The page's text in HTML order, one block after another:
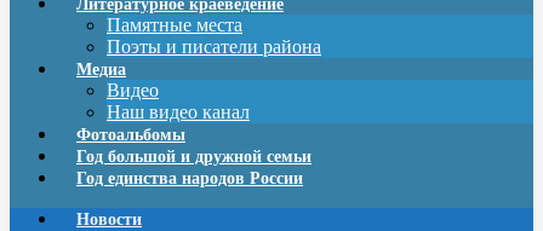
Литературное краеведение
Памятные места
Поэты и писатели района
Медиа
Видео
Наш видео канал
Фотоальбомы
Год большой и дружной семьи
Год единства народов России
Новости